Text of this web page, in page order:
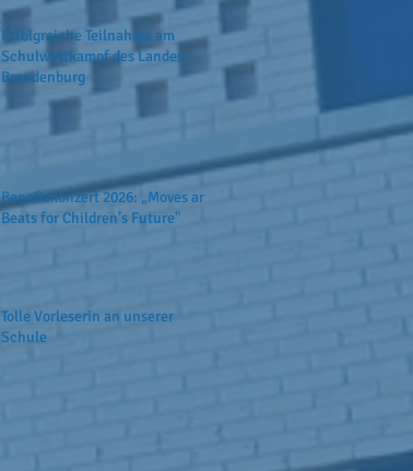
Erfolgreiche Teilnahme am
Schulwettkampf des Landes
Brandenburg
Benefizkonzert 2026: „Moves and
Beats for Children’s Future"
Tolle Vorleserin an unserer
Schule